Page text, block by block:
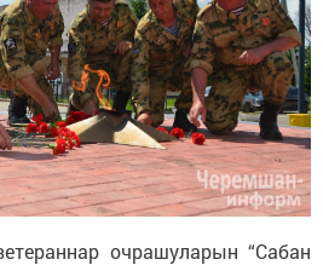
очрашуларын “Сабан